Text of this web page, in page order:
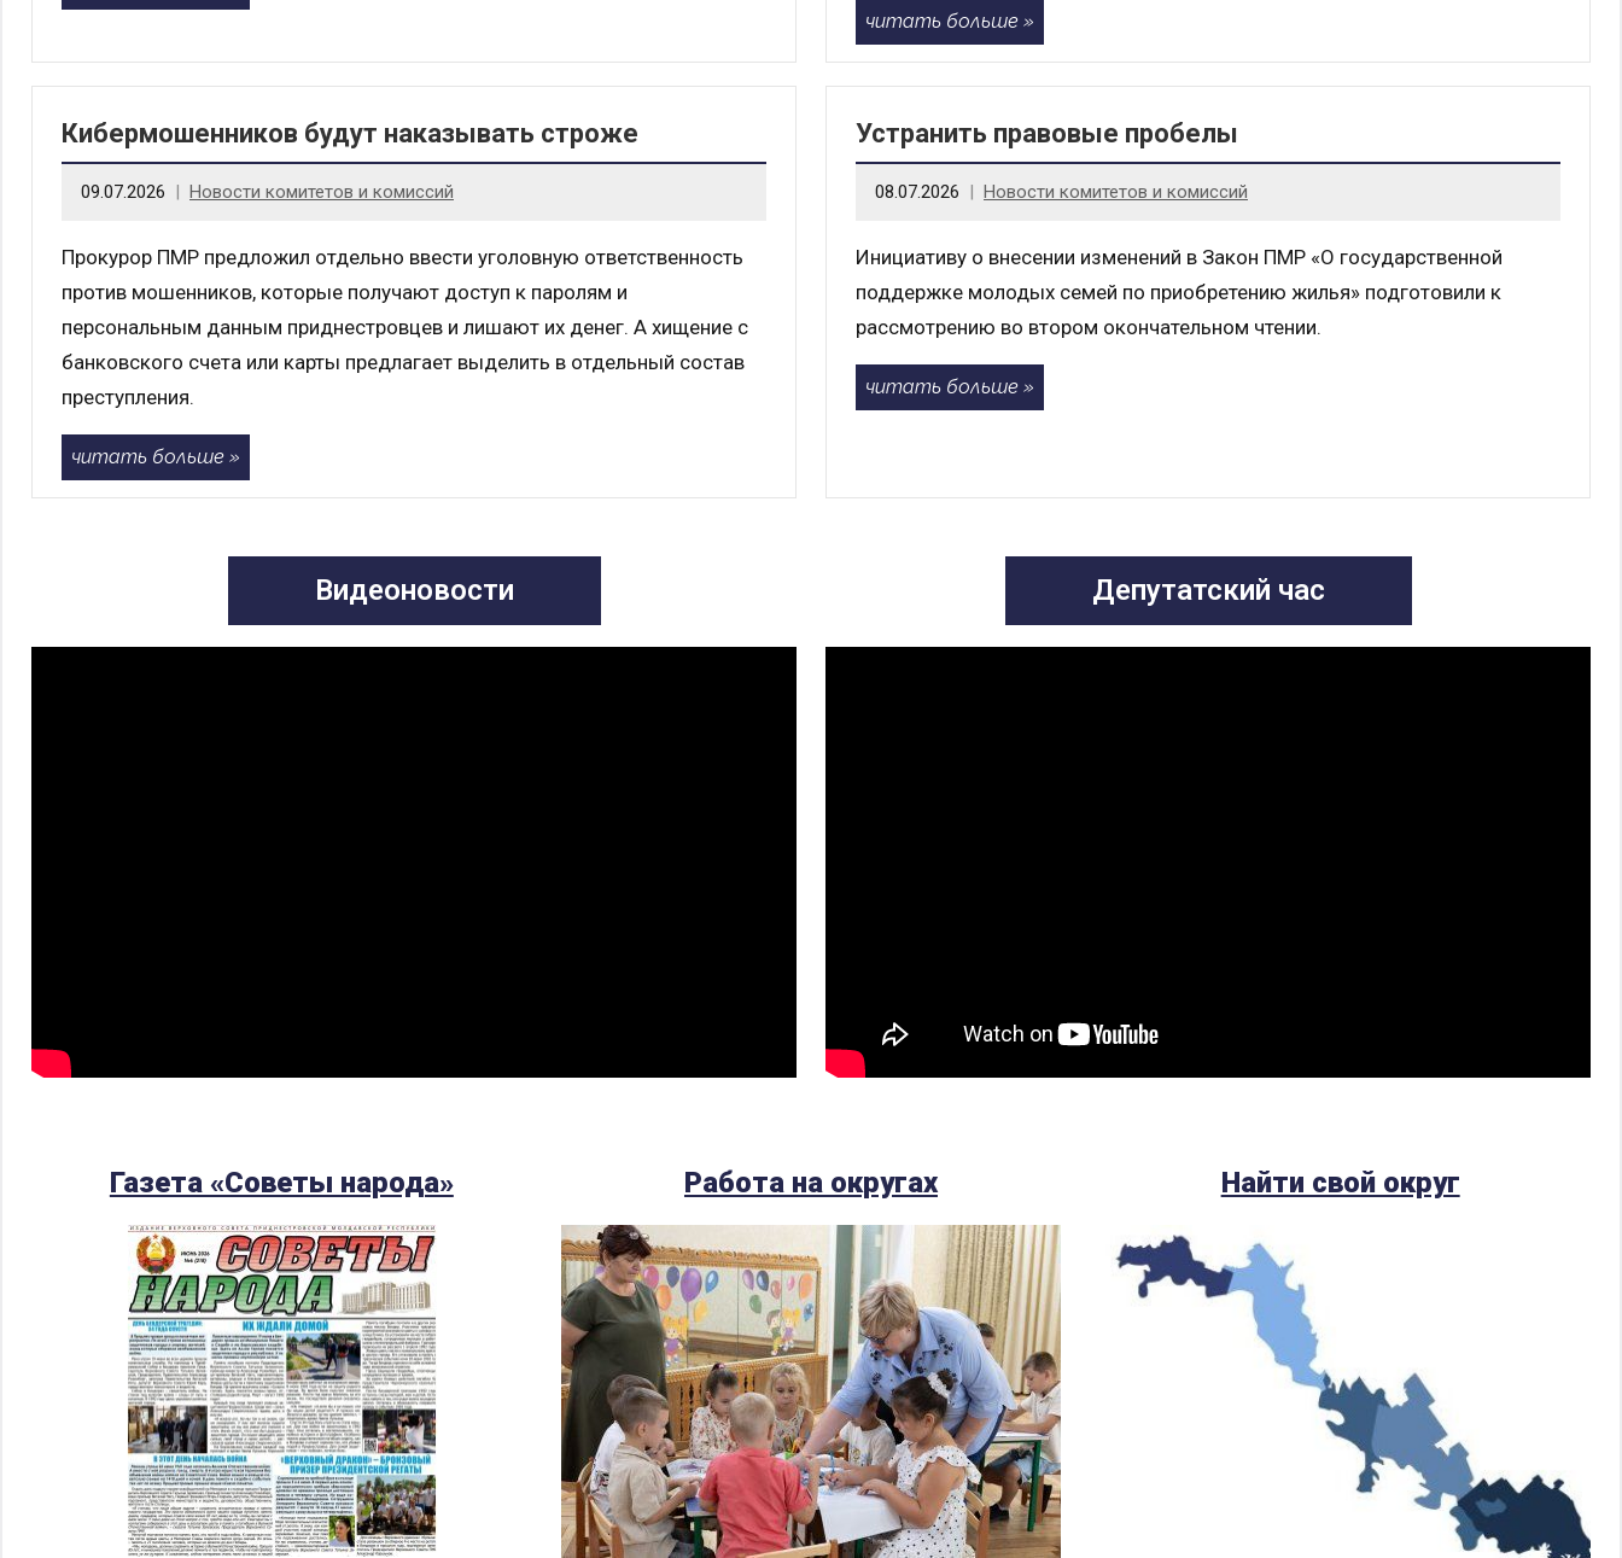
читать больше
Кибермошенников будут наказывать строже
09.07.2026 Новости комитетов и комиссий
Прокурор ПМР предложил отдельно ввести уголовную ответственность
против мошенников, которые получают доступ к паролям и
персональным данным приднестровцев и лишают их денег. А хищение с
банковского счета или карты предлагает выделить в отдельный состав
преступления.
читать больше
Устранить правовые пробелы
08.07.2026 Новости комитетов и комиссий
Инициативу о внесении изменений в Закон ПМР «О государственной
поддержке молодых семей по приобретению жилья» подготовили к
рассмотрению во втором окончательном чтении.
читать больше
Видеоновости Депутатский час
Газета «Советы народа» Работа на округах Найти свой округ